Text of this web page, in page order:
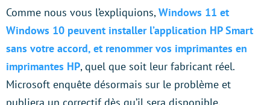
Comme nous vous l’expliquions,Windows 11 et
Windows 10 peuvent installer l’application HP Smart
sans votre accord, et renommer vos imprimantes en
imprimantes HP, quel que soit leur fabricant réel.
Microsoft enquête désormais sur le problème et
publiera un correctif dès qu’il sera disponible.